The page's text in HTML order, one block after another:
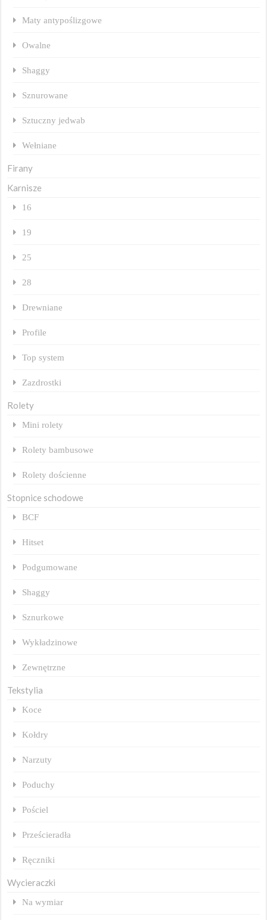
Maty antypoślizgowe
Owalne
Shaggy
Sznurowane
Sztuczny jedwab
Wełniane
Firany
Karnisze
16
19
25
28
Drewniane
Profile
Top system
Zazdrostki
Rolety
Mini rolety
Rolety bambusowe
Rolety dościenne
Stopnice schodowe
BCF
Hitset
Podgumowane
Shaggy
Sznurkowe
Wykładzinowe
Zewnętrzne
Tekstylia
Koce
Kołdry
Narzuty
Poduchy
Pościel
Prześcieradła
Ręczniki
Wycieraczki
Na wymiar